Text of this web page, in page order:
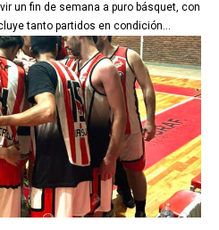
un fin de semana a puro básquet, con
tanto partidos en condición...